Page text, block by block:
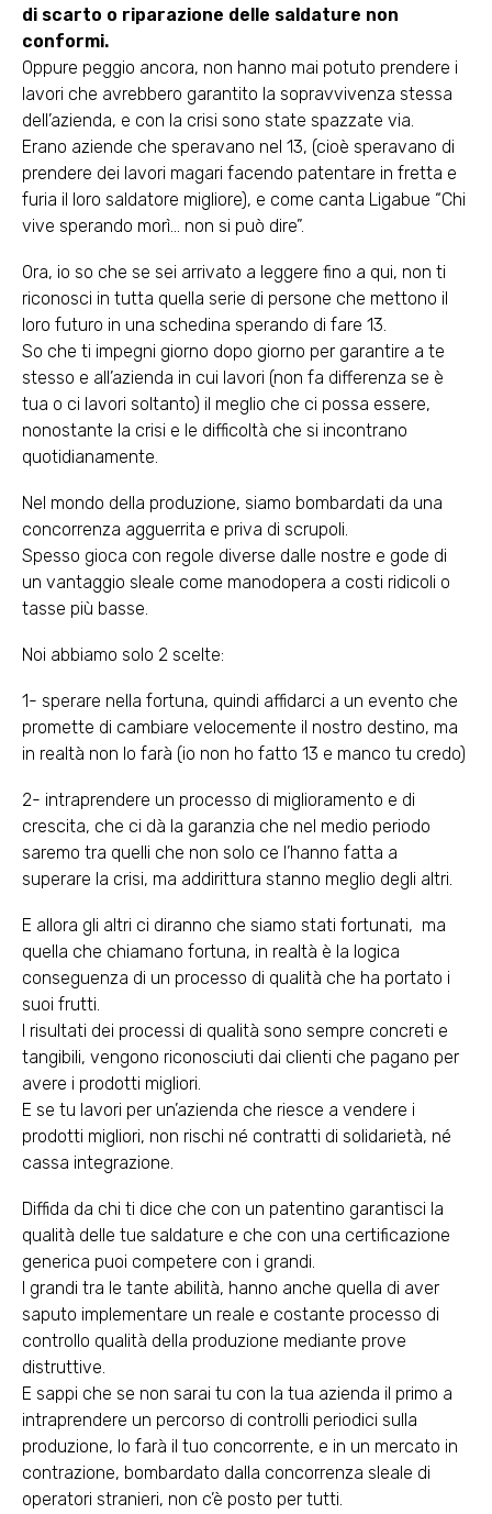
di scarto o riparazione delle saldature non
conformi.
Oppure peggio ancora, non hanno mai potuto prendere i
lavori che avrebbero garantito la sopravvivenza stessa
dell’azienda, e con la crisi sono state spazzate via.
Erano aziende che speravano nel 13, (cioè speravano di
prendere dei lavori magari facendo patentare in fretta e
furia il loro saldatore migliore), e come canta Ligabue “Chi
vive sperando morì… non si può dire”.
Ora, io so che se sei arrivato a leggere fino a qui, non ti
riconosci in tutta quella serie di persone che mettono il
loro futuro in una schedina sperando di fare 13.
So che ti impegni giorno dopo giorno per garantire a te
stesso e all’azienda in cui lavori (non fa differenza se è
tua o ci lavori soltanto) il meglio che ci possa essere,
nonostante la crisi e le difficoltà che si incontrano
quotidianamente.
Nel mondo della produzione, siamo bombardati da una
concorrenza agguerrita e priva di scrupoli.
Spesso gioca con regole diverse dalle nostre e gode di
un vantaggio sleale come manodopera a costi ridicoli o
tasse più basse.
Noi abbiamo solo 2 scelte:
1- sperare nella fortuna, quindi affidarci a un evento che
promette di cambiare velocemente il nostro destino, ma
in realtà non lo farà (io non ho fatto 13 e manco tu credo)
2- intraprendere un processo di miglioramento e di
crescita, che ci dà la garanzia che nel medio periodo
saremo tra quelli che non solo ce l’hanno fatta a
superare la crisi, ma addirittura stanno meglio degli altri.
E allora gli altri ci diranno che siamo stati fortunati, ma
quella che chiamano fortuna, in realtà è la logica
conseguenza di un processo di qualità che ha portato i
suoi frutti.
I risultati dei processi di qualità sono sempre concreti e
tangibili, vengono riconosciuti dai clienti che pagano per
avere i prodotti migliori.
E se tu lavori per un’azienda che riesce a vendere i
prodotti migliori, non rischi né contratti di solidarietà, né
cassa integrazione.
Diffida da chi ti dice che con un patentino garantisci la
qualità delle tue saldature e che con una certificazione
generica puoi competere con i grandi.
I grandi tra le tante abilità, hanno anche quella di aver
saputo implementare un reale e costante processo di
controllo qualità della produzione mediante prove
distruttive.
E sappi che se non sarai tu con la tua azienda il primo a
intraprendere un percorso di controlli periodici sulla
produzione, lo farà il tuo concorrente, e in un mercato in
contrazione, bombardato dalla concorrenza sleale di
operatori stranieri, non c’è posto per tutti.